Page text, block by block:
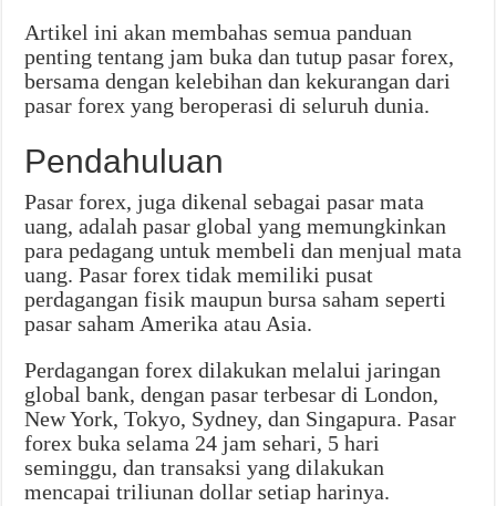
Artikel ini akan membahas semua panduan
penting tentang jam buka dan tutup pasar forex,
bersama dengan kelebihan dan kekurangan dari
pasar forex yang beroperasi di seluruh dunia.
Pendahuluan
Pasar forex, juga dikenal sebagai pasar mata
uang, adalah pasar global yang memungkinkan
para pedagang untuk membeli dan menjual mata
uang. Pasar forex tidak memiliki pusat
perdagangan fisik maupun bursa saham seperti
pasar saham Amerika atau Asia.
Perdagangan forex dilakukan melalui jaringan
global bank, dengan pasar terbesar di London,
New York, Tokyo, Sydney, dan Singapura. Pasar
forex buka selama 24 jam sehari, 5 hari
seminggu, dan transaksi yang dilakukan
mencapai triliunan dollar setiap harinya.